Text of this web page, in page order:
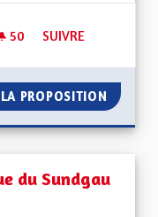
50 50 ABONNÉS
SUIVRE
PROPOSITION
du Sundgau